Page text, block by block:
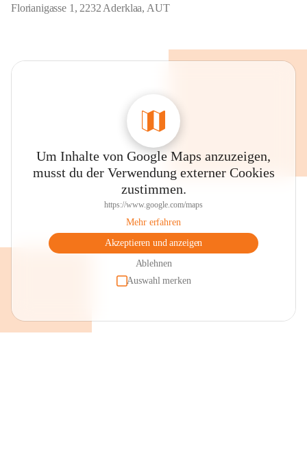
Florianigasse 1, 2232 Aderklaa, AUT
Um Inhalte von Google Maps anzuzeigen,
musst du der Verwendung externer Cookies
zustimmen.
https://www.google.com/maps
Mehr erfahren
Akzeptieren und anzeigen
Ablehnen
Auswahl merken